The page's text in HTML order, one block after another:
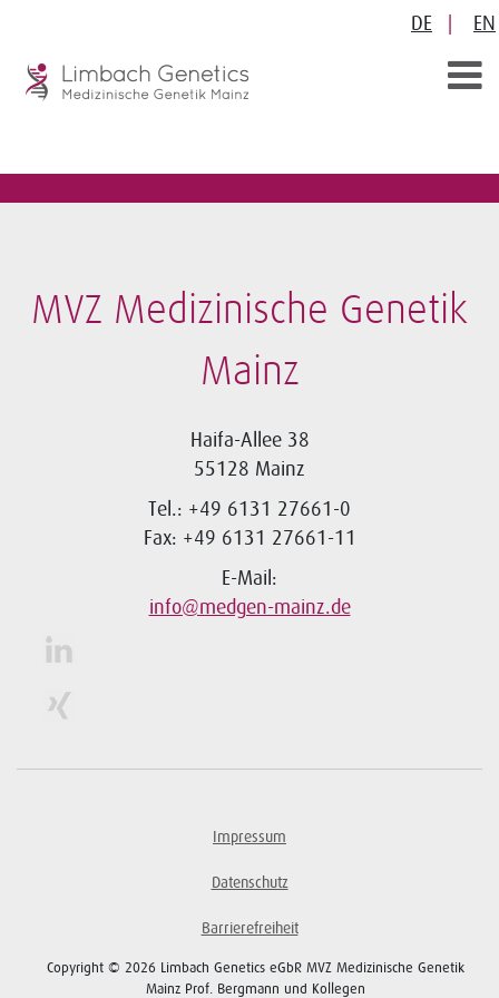
DE EN
MVZ Medizinische Genetik
Mainz
Haifa-Allee 38
55128 Mainz
Tel.: +49 6131 27661-0
Fax: +49 6131 27661-11
E-Mail:
info@medgen-mainz.de
Impressum
Datenschutz
Barrierefreiheit
Copyright © 2026 Limbach Genetics eGbR MVZ Medizinische Genetik
Mainz Prof. Bergmann und Kollegen